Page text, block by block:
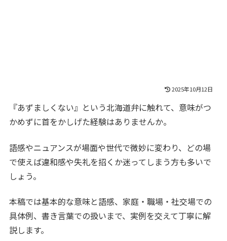
2025年10月12日
『あずましくない』という北海道弁に触れて、意味がつ
かめずに首をかしげた経験はありませんか。
語感やニュアンスが場面や世代で微妙に変わり、どの場
で使えば違和感や失礼を招くか迷ってしまう方も多いで
しょう。
本稿では基本的な意味と語感、家庭・職場・社交場での
具体例、書き言葉での扱いまで、実例を交えて丁寧に解
説します。